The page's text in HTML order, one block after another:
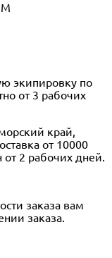
экипировку по
от 3 рабочих
край,
от 10000
2 рабочих дней.
заказа вам
заказа.